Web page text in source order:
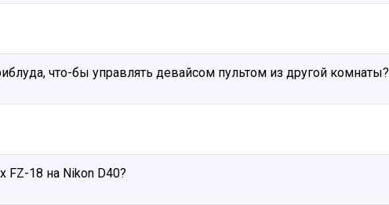
что-бы управлять девайсом пультом из другой комнаты?
FZ-18 на Nikon D40?